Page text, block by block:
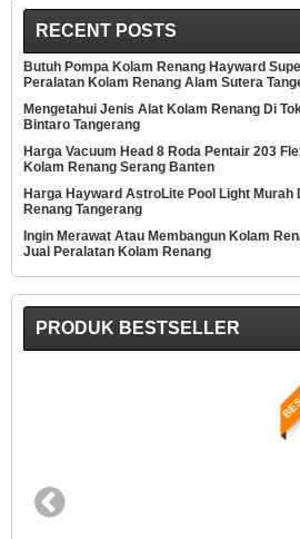
RECENT POSTS
Butuh Pompa Kolam Renang Hayward
Peralatan Kolam Renang Alam Sutera
Mengetahui Jenis Alat Kolam Renang Di
Bintaro Tangerang
Harga Vacuum Head 8 Roda Pentair 203
Kolam Renang Serang Banten
Harga Hayward AstroLite Pool Light Murah
Renang Tangerang
Ingin Merawat Atau Membangun Kolam
Jual Peralatan Kolam Renang
PRODUK BESTSELLER